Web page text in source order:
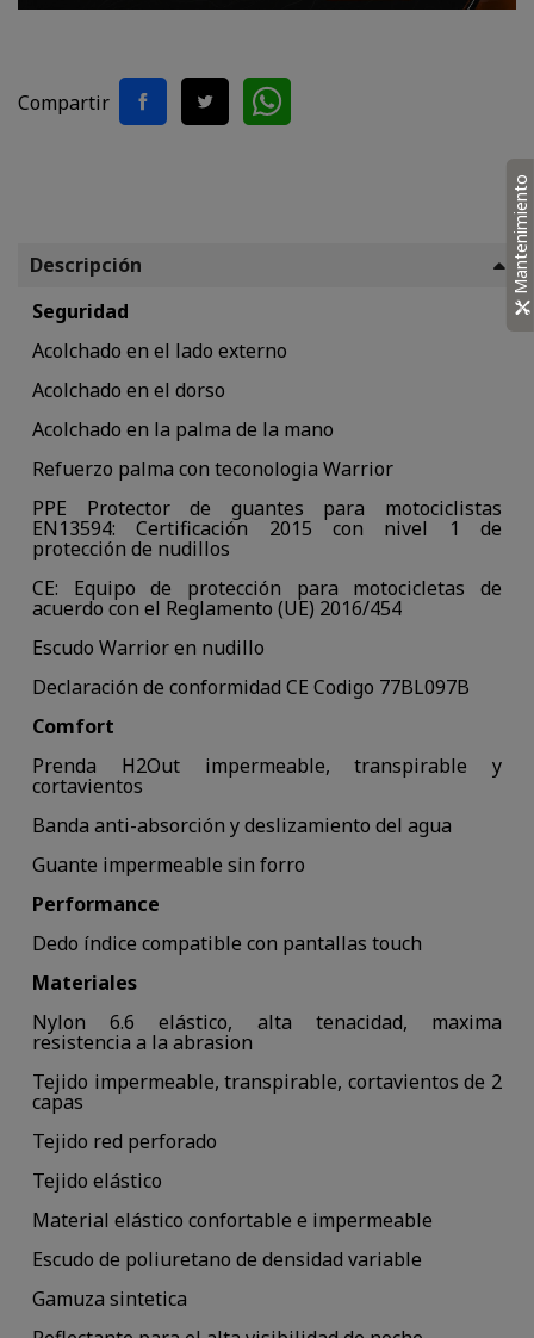
Compartir
Descripción
Seguridad
Acolchado en el lado externo
Acolchado en el dorso
Acolchado en la palma de la mano
Refuerzo palma con teconologia Warrior
PPE Protector de guantes para motociclistas
EN13594: Certificación 2015 con nivel 1 de
protección de nudillos
CE: Equipo de protección para motocicletas de
acuerdo con el Reglamento (UE) 2016/454
Escudo Warrior en nudillo
Declaración de conformidad CE Codigo 77BL097B
Comfort
Prenda H2Out impermeable, transpirable y
cortavientos
Banda anti-absorción y deslizamiento del agua
Guante impermeable sin forro
Performance
Dedo índice compatible con pantallas touch
Materiales
Nylon 6.6 elástico, alta tenacidad, maxima
resistencia a la abrasion
Tejido impermeable, transpirable, cortavientos de 2
capas
Tejido red perforado
Tejido elástico
Material elástico confortable e impermeable
Escudo de poliuretano de densidad variable
Gamuza sintetica
Mantenimiento